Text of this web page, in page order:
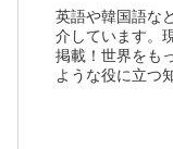
英語や韓国語な
介しています。
掲載！世界をも
ような役に立つ